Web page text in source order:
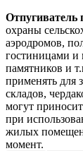
Отпугиватель
охраны
аэродромов,
гостиницами и
памятников и
применять для
складов,
могут
при
жилых
момент.